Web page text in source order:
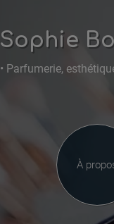
Sophie
• Parfumerie,
À